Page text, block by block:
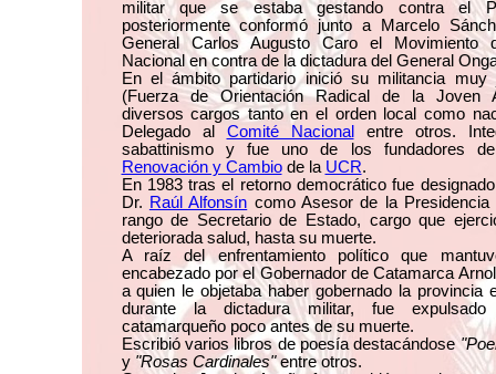
militar que se estaba gestando contra el
posteriormente conformó junto a Marcelo
General Carlos Augusto Caro el Movimiento
Nacional en contra de la dictadura del General
En el ámbito partidario inició su militancia
(Fuerza de Orientación Radical de la Joven
diversos cargos tanto en el orden local como
Delegado al Comité Nacional
entre otros.
sabattinismo y fue uno de los fundadores
Renovación y Cambiode la UCR.
En 1983 tras el retorno democrático fue
Dr. Raúl Alfonsín como Asesor de la
rango de Secretario de Estado, cargo que
deteriorada salud, hasta su muerte.
A raíz del enfrentamiento político que
encabezado por el Gobernador de Catamarca
a quien le objetaba haber gobernado la provincia
durante la dictadura militar, fue expulsado
catamarqueño poco antes de su muerte.
Escribió varios libros de poesía destacándose
y "Rosas Cardinales"entre otros.